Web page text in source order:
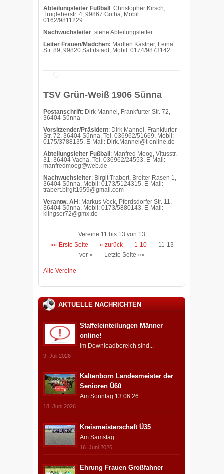
Abteilungsleiter Fußball : Christopher Kirsch,
Trügleberstr. 4, 99867 Gotha, Mobil:
0162/9811229
Nachwuchsleiter: siehe Abteilungsleiter
Leiter Frauen/Mädchen: Madlen Kästner, Leina
Str. 89, 99820 Sättrlstädt, Mobil: 0174/9873142
TSV Grün-Weiß 1906 Sünna
Postanschrift: Dirk Mannel, Frankfurter Str. 72,
36404 Sünna
Vorsitzender/Präsident: Dirk Mannel, Frankfurter
Str. 72, 36404 Sünna, Tel. 036962/51669, Mobil:
0175/3788135, E-Mail: Dirk.Mannel@t-online.de
Abteilungsleiter Fußball : Manfred Moog, Vitusstr.
31, 36404 Vacha, Tel. 036962/24553, E-Mail:
manfredmoog@web.de
Nachwuchsleiter: Birgit Trabert, Breiter Rasen 1,
36404 Sünna, Mobil: 0173/5124315, E-Mail:
trabert.birgit1959@gmail.com
Verantw. AH : Markus Vock, Pferdsdorfer Str. 11,
36404 Sünna, Mobil: 0173/5880143, E-Mail:
klingser72@gmx.de
Vereine 11 bis 13 von 13
«« Erste Seite
« zurück 1-10
11-13
vor »
Letzte Seite »»
Alle Vereine
AKTUELLE NACHRICHTEN
Staffeleinteilungen Männer
online!
Im Downloadbereich sind...
9. Juli 2026
Kaltenborn Landesmeister der
Senioren Ü60
Am Sonntag 13.06.26...
18. Juni 2026
Kreismeisterschaft Ü35
Am Samstag...
16. Juni 2026
Ehrung Frauen Großfahner